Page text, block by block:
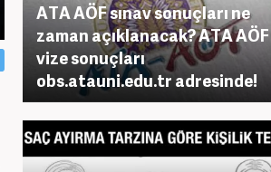
ATA AÖF sınav sonuçları ne
zaman açıklanacak? ATA AÖF
vize sonuçları
obs.atauni.edu.tr adresinde!